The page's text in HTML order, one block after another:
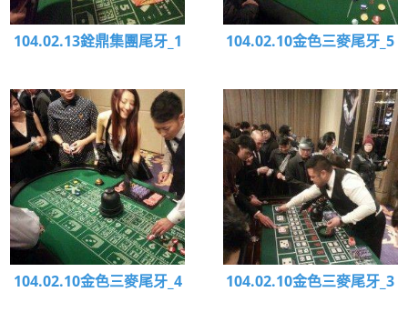
104.02.13銓鼎集團尾牙_1 104.02.10金色三麥尾牙_5
104.02.10金色三麥尾牙_4 104.02.10金色三麥尾牙_3